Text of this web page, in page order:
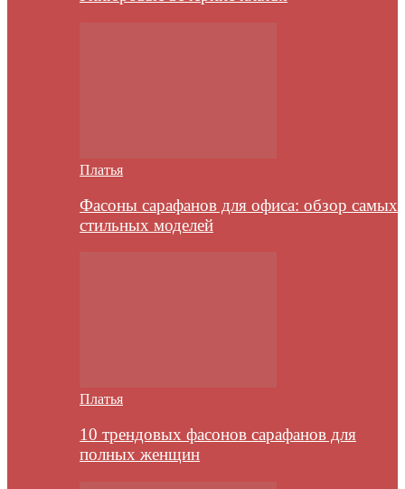
Платья
Фасоны сарафанов для офиса: обзор самых
стильных моделей
Платья
10 трендовых фасонов сарафанов для
полных женщин